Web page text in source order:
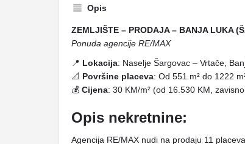
Opis
ZEMLJIŠTE – PRODAJA – BANJA LUKA
Ponuda agencije RE/MAX
📍 Lokacija: Naselje Šargovac – Vrtače,
📐 Površine placeva: Od 551 m² do 1222
💰 Cijena: 30 KM/m² (od 16.530 KM,
Opis nekretnine:
Agencija RE/MAX nudi na prodaju 11